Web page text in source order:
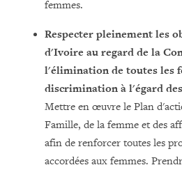
femmes.
Respecter pleinement les
d'Ivoire au regard de la
l'élimination de toutes les
discrimination à l'égard
Mettre en œuvre le Plan
Famille, de la femme et des
afin de renforcer toutes les
accordées aux femmes.